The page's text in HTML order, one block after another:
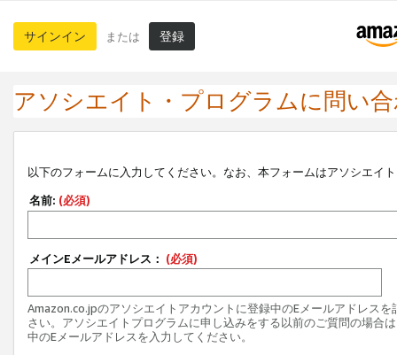
サインイン または 登録
アソシエイト・プログラムに問い
以下のフォームに入力してください。なお、本フォームはアソシエイ
名前: (必須)
メインEメールアドレス： (必須)
Amazon.co.jpのアソシエイトアカウントに登録中のEメールアドレスを
さい。アソシエイトプログラムに申し込みをする以前のご質問の場合
中のEメールアドレスを入力してください。